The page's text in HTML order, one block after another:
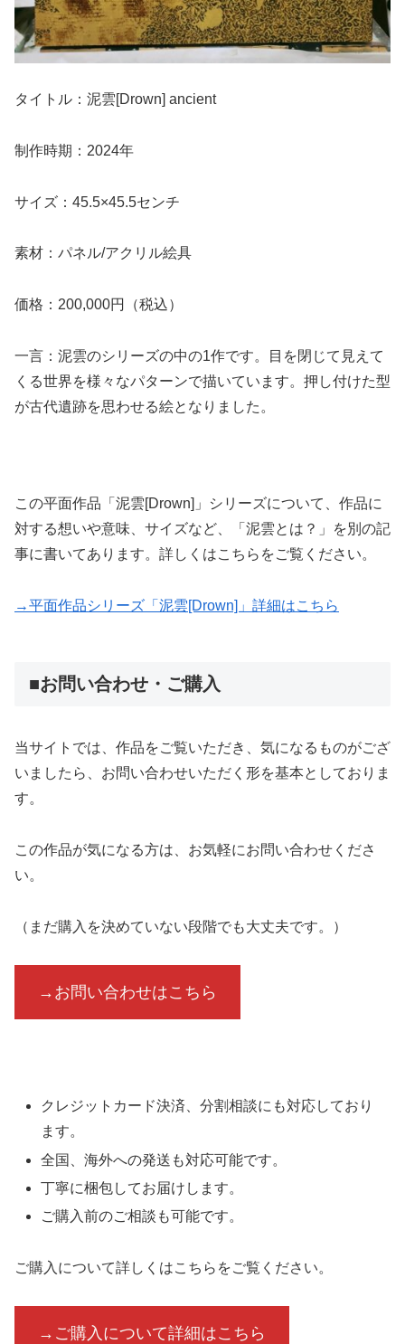
タイトル：泥雲[Drown] ancient
制作時期：2024年
サイズ：45.5×45.5センチ
素材：パネル/アクリル絵具
価格：200,000円（税込）
一言：泥雲のシリーズの中の1作です。目を閉じて見えて
くる世界を様々なパターンで描いています。押し付けた型
が古代遺跡を思わせる絵となりました。
この平面作品「泥雲[Drown]」シリーズについて、作品に
対する想いや意味、サイズなど、「泥雲とは？」を別の記
事に書いてあります。詳しくはこちらをご覧ください。
→平面作品シリーズ「泥雲[Drown]」詳細はこちら
■お問い合わせ・ご購入
当サイトでは、作品をご覧いただき、気になるものがござ
いましたら、お問い合わせいただく形を基本としておりま
す。
この作品が気になる方は、お気軽にお問い合わせくださ
い。
（まだ購入を決めていない段階でも大丈夫です。）
→お問い合わせはこちら
クレジットカード決済、分割相談にも対応しており
ます。
全国、海外への発送も対応可能です。
丁寧に梱包してお届けします。
ご購入前のご相談も可能です。
ご購入について詳しくはこちらをご覧ください。
→ご購入について詳細はこちら